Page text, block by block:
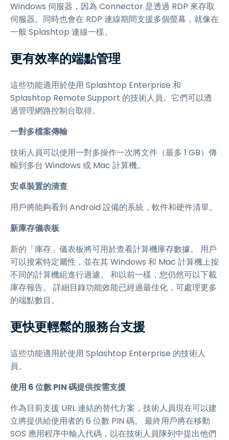
Windows 伺服器，因為 Connector 是透過 RDP 來存取
伺服器。同時也會在 RDP 連線期間支援多個螢幕，就像在
一般 Splashtop 連線一樣。
更有效率的端點管理
這些功能適用於使用 Splashtop Enterprise 和
Splashtop Remote Support 的技術人員。它們可以透
過管理網路控制台取得。
一對多檔案傳輸
技術人員可以使用一對多操作一次將文件（最多 1 GB）傳
輸到多台 Windows 或 Mac 計算機。
安卓裝置的清查
用戶將能夠看到 Android 設備的系統，軟件和硬件清單。
新庫存儀表板
新的「庫存」儀表板將可用於查看計算機庫存數據。 用戶
可以搜索特定屬性，並在其 Windows 和 Mac 計算機上按
不同的計算機組進行過濾。 和以前一樣，您仍然可以下載
庫存報告。 詳細目錄功能效能已經過最佳化，可處理更多
的端點數目。
更快更輕鬆的服務台支援
這些功能適用於使用 Splashtop Enterprise 的技術人
員。
使用 6 位數 PIN 碼提供按需支援
作為目前支援 URL 連結的替代方案，技術人員現在可以建
立將提供給使用者的 6 位數 PIN 碼。 最終用戶將在移動
SOS 應用程序中輸入代碼，以在技術人員隊列中提出他們